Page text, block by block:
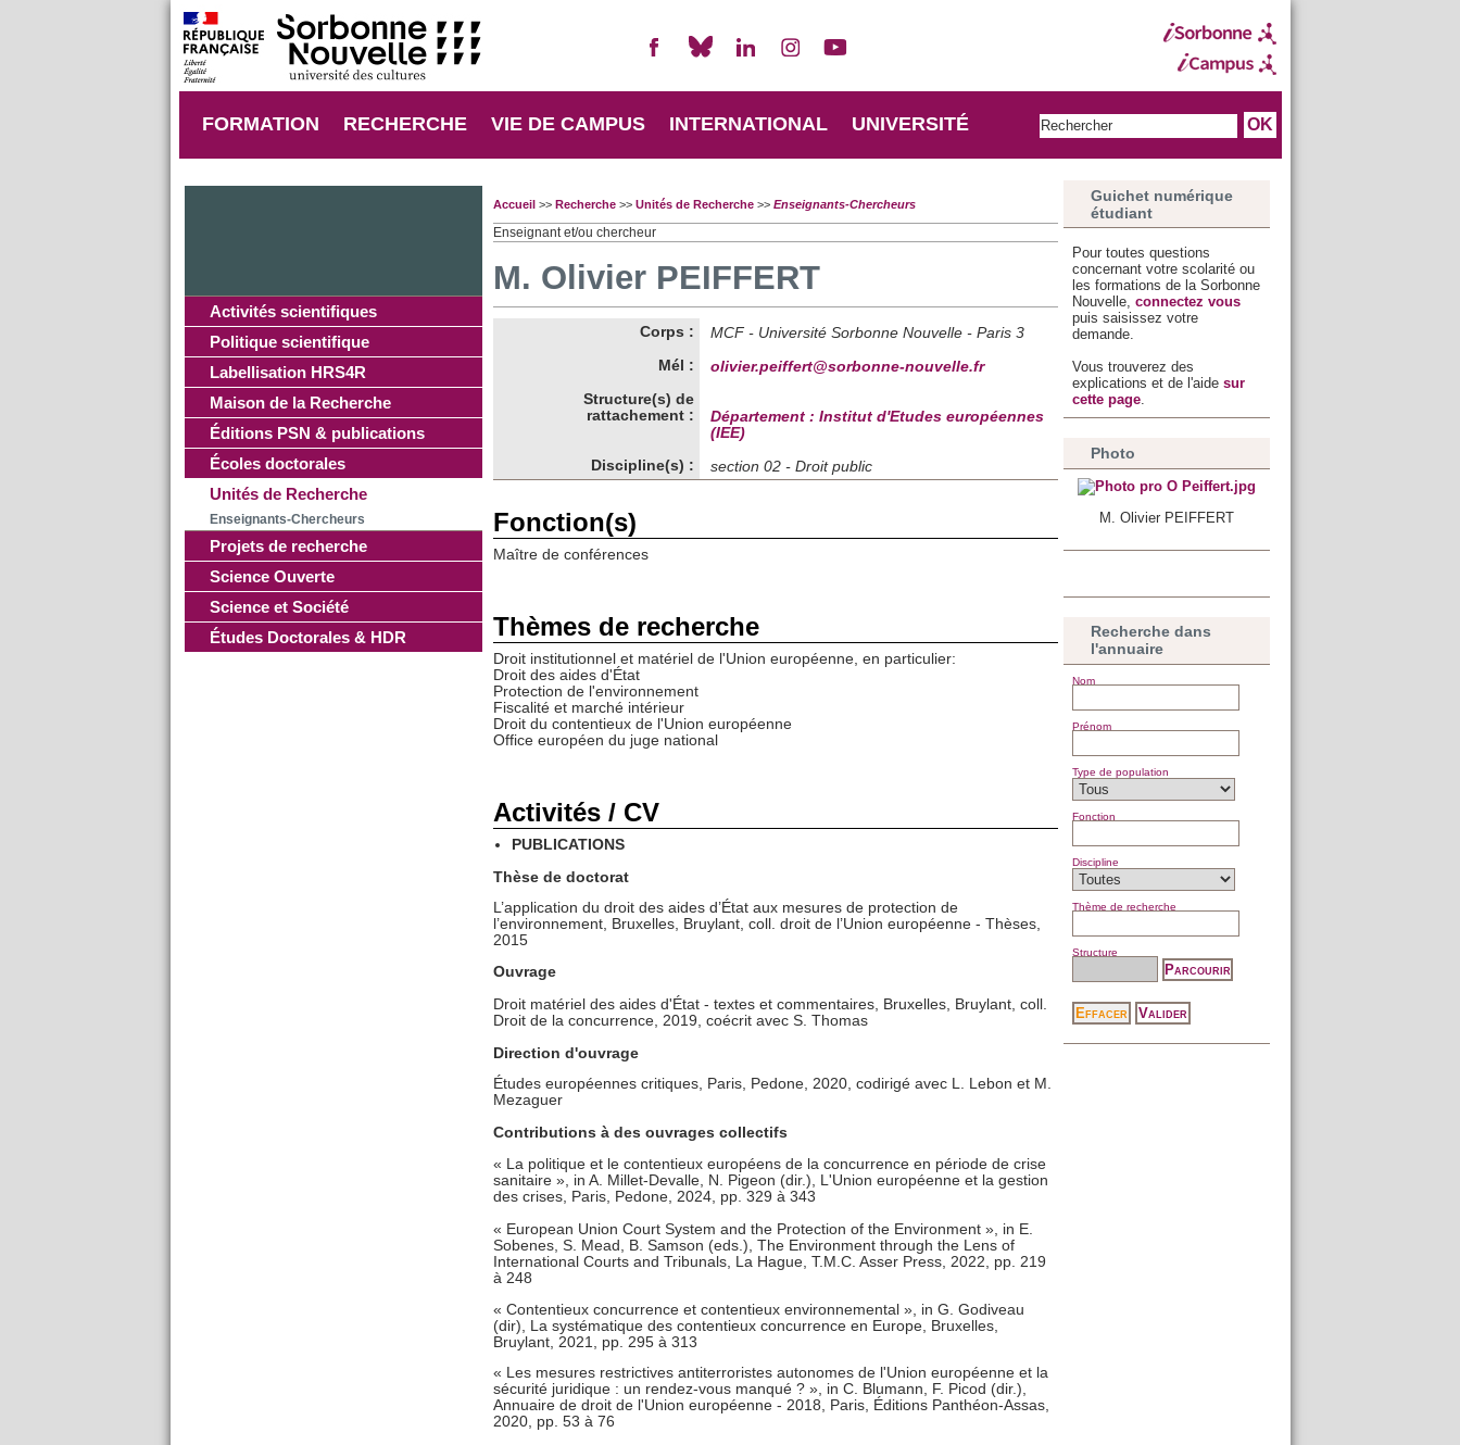
FORMATION RECHERCHE VIE DE CAMPUS INTERNATIONAL UNIVERSITÉ
Activités scientifiques
Politique scientifique
Labellisation HRS4R
Maison de la Recherche
Éditions PSN & publications
Écoles doctorales
Unités de Recherche
Enseignants-Chercheurs
Projets de recherche
Science Ouverte
Science et Société
Études Doctorales & HDR
Accueil>> Recherche>> Unités de Recherche>> Enseignants-Chercheurs
Enseignant et/ou chercheur
M. Olivier PEIFFERT
Corps :
MCF - Université Sorbonne Nouvelle - Paris 3
Mél :
olivier.peiffert@sorbonne-nouvelle.fr
Structure(s) de
rattachement :
Département : Institut d'Etudes européennes
(IEE)
Discipline(s) :
section 02 - Droit public
Fonction(s)
Maître de conférences
Thèmes de recherche
Droit institutionnel et matériel de l'Union européenne, en particulier:
Droit des aides d'État
Protection de l'environnement
Fiscalité et marché intérieur
Droit du contentieux de l'Union européenne
Office européen du juge national
Activités / CV
PUBLICATIONS
Thèse de doctorat
L’application du droit des aides d’État aux mesures de protection de
l’environnement, Bruxelles, Bruylant, coll. droit de l’Union européenne - Thèses,
2015
Ouvrage
Droit matériel des aides d'État - textes et commentaires, Bruxelles, Bruylant, coll.
Droit de la concurrence, 2019, coécrit avec S. Thomas
Direction d'ouvrage
Études européennes critiques, Paris, Pedone, 2020, codirigé avec L. Lebon et M.
Mezaguer
Contributions à des ouvrages collectifs
« La politique et le contentieux européens de la concurrence en période de crise
sanitaire », in A. Millet-Devalle, N. Pigeon (dir.), L'Union européenne et la gestion
des crises, Paris, Pedone, 2024, pp. 329 à 343
« European Union Court System and the Protection of the Environment », in E.
Sobenes, S. Mead, B. Samson (eds.), The Environment through the Lens of
International Courts and Tribunals, La Hague, T.M.C. Asser Press, 2022, pp. 219
à 248
« Contentieux concurrence et contentieux environnemental », in G. Godiveau
(dir), La systématique des contentieux concurrence en Europe, Bruxelles,
Bruylant, 2021, pp. 295 à 313
« Les mesures restrictives antiterroristes autonomes de l'Union européenne et la
sécurité juridique : un rendez-vous manqué ? », in C. Blumann, F. Picod (dir.),
Annuaire de droit de l'Union européenne - 2018, Paris, Éditions Panthéon-Assas,
2020, pp. 53 à 76
Guichet numérique
étudiant
Pour toutes questions
concernant votre scolarité ou
les formations de la Sorbonne
Nouvelle, connectez vous
puis saisissez votre
demande.
Vous trouverez des
explications et de l'aide sur
cette page.
Photo
M. Olivier PEIFFERT
Recherche dans
l'annuaire
Nom
Prénom
Type de population
Fonction
Discipline
Thème de recherche
Structure